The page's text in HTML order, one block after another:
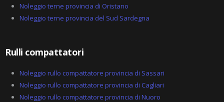
-
a
Noleggio terne provincia di Oristano
Noleggio terne provincia del Sud Sardegna
Rulli compattatori
Noleggio rullo compattatore provincia di Sassari
Noleggio rullo compattatore provincia di Cagliari
Noleggio rullo compattatore provincia di Nuoro